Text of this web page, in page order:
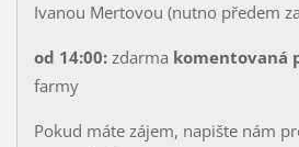
Ivanou Mertovou (nutno předem
od 14:00:zdarma komentovaná
farmy
Pokud máte zájem, napište nám